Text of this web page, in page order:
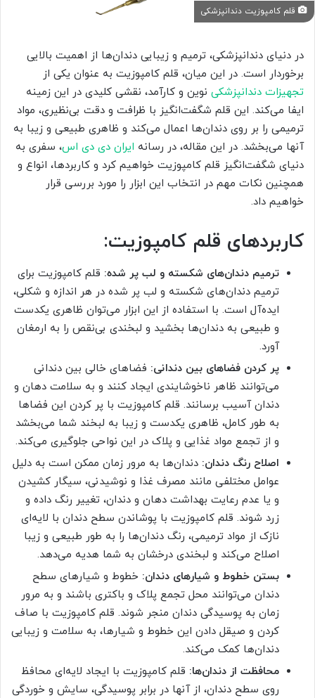
قلم کامپوزیت دندانپزشکی
در دنیای دندانپزشکی، ترمیم و زیبایی دندان‌ها از اهمیت بالایی
برخوردار است. در این میان، قلم کامپوزیت به عنوان یکی از
تجهیزات دندانپزشکی نوین و کارآمد، نقشی کلیدی در این زمینه
ایفا می‌کند. این قلم شگفت‌انگیز با ظرافت و دقت بی‌نظیری، مواد
ترمیمی را بر روی دندان‌ها اعمال می‌کند و ظاهری طبیعی و زیبا به
آنها می‌بخشد. در این مقاله، در رسانه ایران دی دی اس، سفری به
دنیای شگفت‌انگیز قلم کامپوزیت خواهیم کرد و کاربردها، انواع و
همچنین نکات مهم در انتخاب این ابزار را مورد بررسی قرار
خواهیم داد.
کاربردهای قلم کامپوزیت:
ترمیم دندان‌های شکسته و لب پر شده: قلم کامپوزیت برای
ترمیم دندان‌های شکسته و لب پر شده در هر اندازه و شکلی،
ایده‌آل است. با استفاده از این ابزار می‌توان ظاهری یکدست
و طبیعی به دندان‌ها بخشید و لبخندی بی‌نقص را به ارمغان
آورد.
پر کردن فضاهای بین دندانی: فضاهای خالی بین دندانی
می‌توانند ظاهر ناخوشایندی ایجاد کنند و به سلامت دهان و
دندان آسیب برسانند. قلم کامپوزیت با پر کردن این فضاها
به طور کامل، ظاهری یکدست و زیبا به لبخند شما می‌بخشد
و از تجمع مواد غذایی و پلاک در این نواحی جلوگیری می‌کند.
اصلاح رنگ دندان: دندان‌ها به مرور زمان ممکن است به دلیل
عوامل مختلفی مانند مصرف غذا و نوشیدنی، سیگار کشیدن
و یا عدم رعایت بهداشت دهان و دندان، تغییر رنگ داده و
زرد شوند. قلم کامپوزیت با پوشاندن سطح دندان با لایه‌ای
نازک از مواد ترمیمی، رنگ دندان‌ها را به طور طبیعی و زیبا
اصلاح می‌کند و لبخندی درخشان به شما هدیه می‌دهد.
بستن خطوط و شیارهای دندان: خطوط و شیارهای سطح
دندان می‌توانند محل تجمع پلاک و باکتری باشند و به مرور
زمان به پوسیدگی دندان منجر شوند. قلم کامپوزیت با صاف
کردن و صیقل دادن این خطوط و شیارها، به سلامت و زیبایی
دندان‌ها کمک می‌کند.
محافظت از دندان‌ها: قلم کامپوزیت با ایجاد لایه‌ای محافظ
روی سطح دندان، از آنها در برابر پوسیدگی، سایش و خوردگی